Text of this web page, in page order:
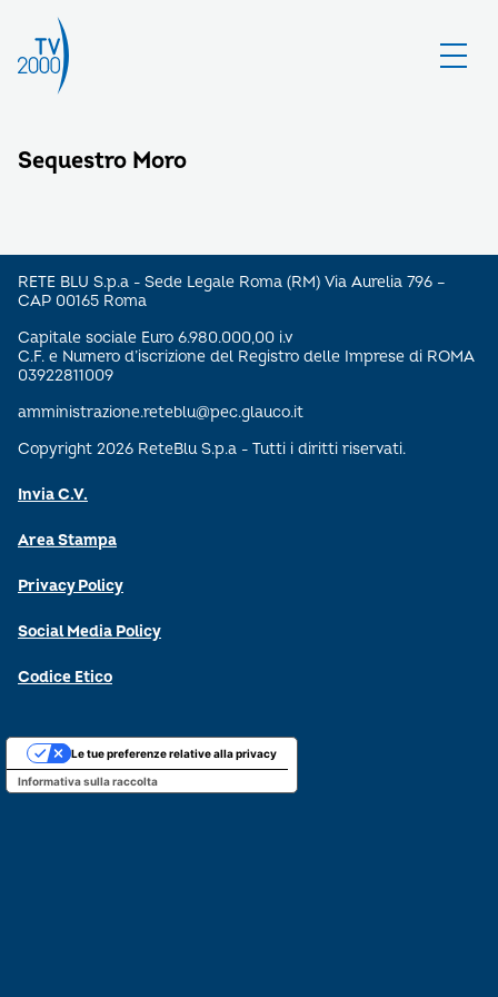
Sequestro Moro
RETE BLU S.p.a - Sede Legale Roma (RM) Via Aurelia 796 –
CAP 00165 Roma
Capitale sociale Euro 6.980.000,00 i.v
C.F. e Numero d’iscrizione del Registro delle Imprese di ROMA
03922811009
amministrazione.reteblu@pec.glauco.it
Copyright 2026 ReteBlu S.p.a - Tutti i diritti riservati.
Invia C.V.
Area Stampa
Privacy Policy
Social Media Policy
Codice Etico
Informativa sulla raccolta
Le tue preferenze relative alla privacy